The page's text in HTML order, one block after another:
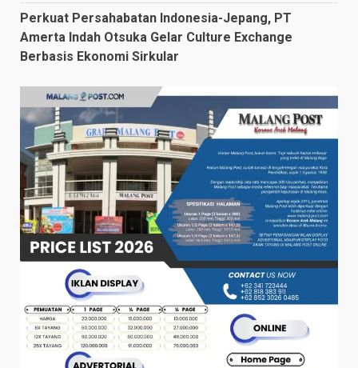
Perkuat Persahabatan Indonesia-Jepang, PT
Amerta Indah Otsuka Gelar Culture Exchange
Berbasis Ekonomi Sirkular